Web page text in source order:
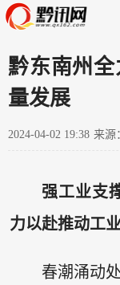
黔东南州
量发展
2024-04-02 19:38 来源
强工业支
力以赴推动工
春潮涌动